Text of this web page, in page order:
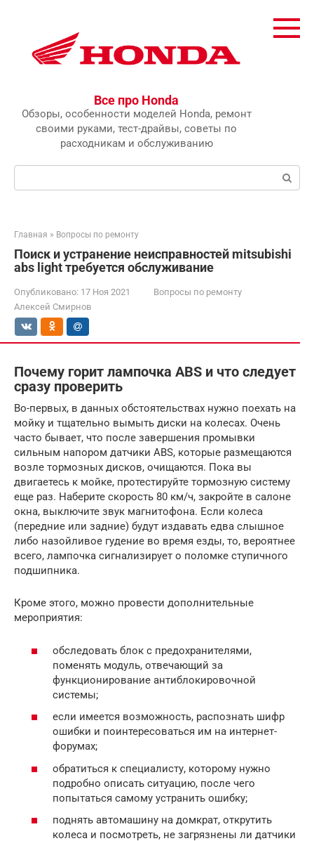
Все про Honda
Обзоры, особенности моделей Honda, ремонт
своими руками, тест-драйвы, советы по
расходникам и обслуживанию
Главная » Вопросы по ремонту
Поиск и устранение неисправностей mitsubishi
abs light требуется обслуживание
Опубликовано: 17 Ноя 2021
Вопросы по ремонту
Алексей Смирнов
Почему горит лампочка ABS и что следует
сразу проверить
Во-первых, в данных обстоятельствах нужно поехать на
мойку и тщательно вымыть диски на колесах. Очень
часто бывает, что после завершения промывки
сильным напором датчики ABS, которые размещаются
возле тормозных дисков, очищаются. Пока вы
двигаетесь к мойке, протестируйте тормозную систему
еще раз. Наберите скорость 80 км/ч, закройте в салоне
окна, выключите звук магнитофона. Если колеса
(передние или задние) будут издавать едва слышное
либо назойливое гудение во время езды, то, вероятнее
всего, лампочка сигнализирует о поломке ступичного
подшипника.
Кроме этого, можно провести дополнительные
мероприятия:
обследовать блок с предохранителями,
поменять модуль, отвечающий за
функционирование антиблокировочной
системы;
если имеется возможность, распознать шифр
ошибки и поинтересоваться им на интернет-
форумах;
обратиться к специалисту, которому нужно
подробно описать ситуацию, после чего
попытаться самому устранить ошибку;
поднять автомашину на домкрат, открутить
колеса и посмотреть, не загрязнены ли датчики